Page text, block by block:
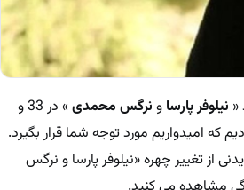
« نیلوفر پارسا و نرگس محمدی
» در 33 و
از تغییر چهره «نیلوفر پارسا و نرگس